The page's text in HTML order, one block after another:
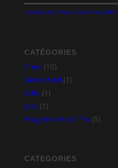
Vuichard SA: 50 ans d’expérience EDM
CATÉGORIES
Press (10)
DeviceMed (1)
Echo (1)
Jitec (1)
Magazine Mach Pro (5)
CATEGORIES